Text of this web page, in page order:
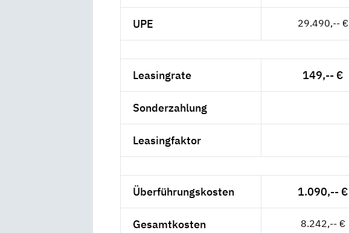
UPE 29.490,-- €
Leasingrate 149,-- €
Sonderzahlung
Leasingfaktor
Überführungskosten 1.090,-- €
Gesamtkosten 8.242,-- €